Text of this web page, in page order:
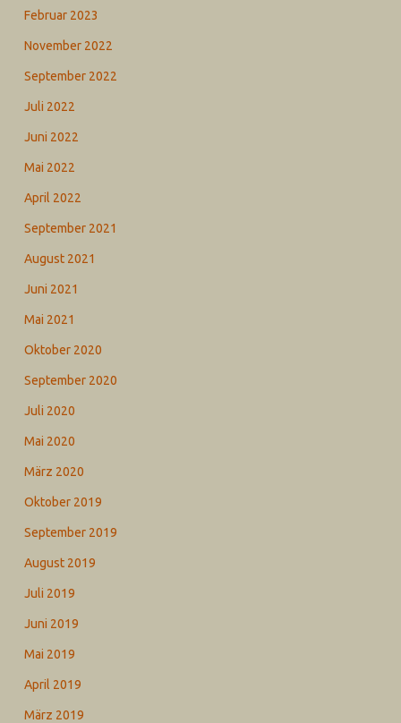
Februar 2023
November 2022
September 2022
Juli 2022
Juni 2022
Mai 2022
April 2022
September 2021
August 2021
Juni 2021
Mai 2021
Oktober 2020
September 2020
Juli 2020
Mai 2020
März 2020
Oktober 2019
September 2019
August 2019
Juli 2019
Juni 2019
Mai 2019
April 2019
März 2019